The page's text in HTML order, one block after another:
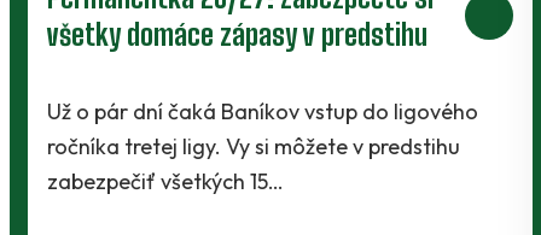
V Kanianke rozhodol z penalty v
Baníci vstúpili do ostrej sezóny súbojom 1.
Slovnaft Cupu, keď vycestovali do